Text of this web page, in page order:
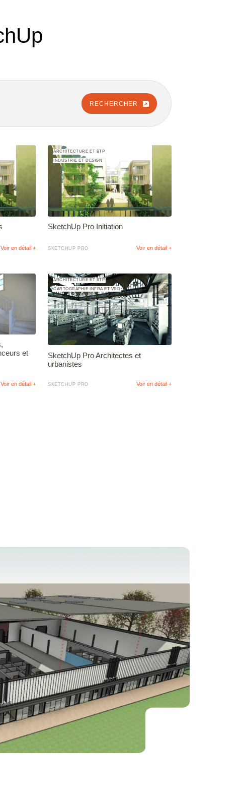
RECHERCHER
Voir en détail +
ARCHITECTURE ET BTP
INDUSTRIE ET DESIGN
SketchUp Pro Initiation
SKETCHUP PRO Voir en détail +
et
Voir en détail +
ARCHITECTURE ET BTP
CARTOGRAPHIE INFRA ET VRD
SketchUp Pro Architectes et
urbanistes
SKETCHUP PRO Voir en détail +